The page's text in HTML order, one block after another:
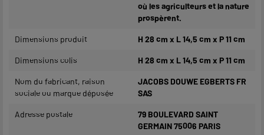
où les agriculteurs et la nature
prospèrent.
Dimensions produit H 28 cm x L 14,5 cm x P 11 cm
Dimensions colis H 28 cm x L 14,5 cm x P 11 cm
Nom du fabricant, raison
sociale ou marque déposée
JACOBS DOUWE EGBERTS FR
SAS
Adresse postale
79 BOULEVARD SAINT
GERMAIN 75006 PARIS